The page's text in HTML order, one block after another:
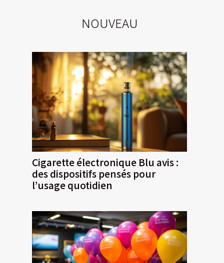
NOUVEAU
Cigarette électronique Blu avis :
des dispositifs pensés pour
l’usage quotidien